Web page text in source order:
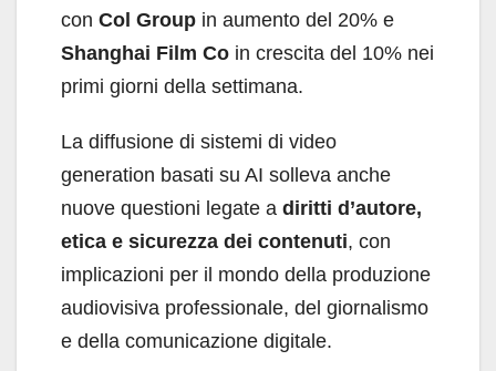
con Col Group in aumento del 20% e
Shanghai Film Co in crescita del 10% nei
primi giorni della settimana.
La diffusione di sistemi di video
generation basati su AI solleva anche
nuove questioni legate a diritti d’autore,
etica e sicurezza dei contenuti, con
implicazioni per il mondo della produzione
audiovisiva professionale, del giornalismo
e della comunicazione digitale.